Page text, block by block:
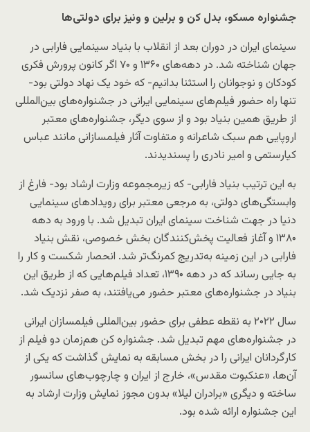
جشنواره مسکو، بدل کن و برلین و ونیز برای دولتی‌ها
سینمای ایران در دوران بعد از انقلاب با بنیاد سینمایی فارابی در
جهان شناخته شد. در دهه‌های ۱۳۶۰ و ۷۰ اگر کانون پرورش فکری
کودکان و نوجوانان را استثنا بدانیم- که خود یک نهاد دولتی بود-
تنها راه حضور فیلم‌های سینمایی ایرانی در جشنواره‌های بین‌المللی
از طریق همین بنیاد بود و از سوی دیگر، جشنواره‌های معتبر
اروپایی هم سبک شاعرانه و متفاوت آثار فیلمسازانی مانند عباس
کیارستمی و امیر نادری را پسندیدند.
به این ترتیب بنیاد فارابی- که زیرمجموعه وزارت ارشاد بود- فارغ از
وابستگی‌های دولتی، به مرجعی معتبر برای رویدادهای سینمایی
دنیا در جهت شناخت سینمای ایران تبدیل شد. با ورود به دهه
۱۳۸۰ و آغاز فعالیت پخش‌کنندگان بخش خصوصی، نقش بنیاد
فارابی در این زمینه به‌تدریج کمرنگ‌تر شد. انحصار شکست و کار را
به جایی رساند که در دهه ۱۳۹۰، تعداد فیلم‌هایی که از طریق این
بنیاد در جشنواره‌های معتبر حضور می‌یافتند، به صفر نزدیک شد.
سال ۲۰۲۲ به نقطه عطفی برای حضور بین‌المللی فیلمسازان ایرانی
در جشنواره‌های مهم تبدیل شد. جشنواره کن هم‌زمان دو فیلم از
کارگردانان ایرانی را در بخش مسابقه به نمایش گذاشت که یکی از
آن‌ها، «عنکبوت مقدس»، خارج از ایران و چارچوب‌های سانسور
ساخته و دیگری «برادران لیلا» بدون مجوز نمایش وزارت ارشاد به
این جشنواره ارائه شده بود.